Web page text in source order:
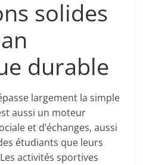
solides
durable
largement la simple
aussi un moteur
et d’échanges, aussi
étudiants que leurs
activités sportives